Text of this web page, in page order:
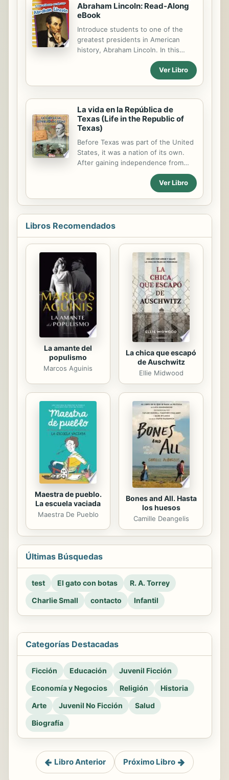
Abraham Lincoln: Read-Along
eBook
Introduce students to one of the
greatest presidents in American
history, Abraham Lincoln. In this
engaging and informational Spanish-
translated biography, readers will
learn about the amazing things that
presidency, and why he is
considered a hero today. Build
reading skills and strengthen social
studies knowledge with this
engaging book!
Ver Libro
La vida en la República de
Texas (Life in the Republic of
Texas)
Before Texas was part of the United
States, it was a nation of its own.
After gaining independence from
Mexico in 1836, Texas declared itself
a republic. Interesting features,
including a timeline and a map, guide
readers through this conflict-filled
period of Texas history.
Ver Libro
Libros Recomendados
La amante del
populismo
Marcos Aguinis
La chica que escapó
de Auschwitz
Ellie Midwood
Maestra de pueblo.
La escuela vaciada
Maestra De Pueblo
Bones and All. Hasta
los huesos
Camille Deangelis
Últimas Búsquedas
test El gato con botas
R. A. Torrey
Charlie Small
contacto Infantil
Categorías Destacadas
Ficción Educación
Juvenil Ficción
Economía y Negocios
Religión
Historia
Arte
Juvenil No Ficción
Salud
Biografía
Libro Anterior Próximo Libro